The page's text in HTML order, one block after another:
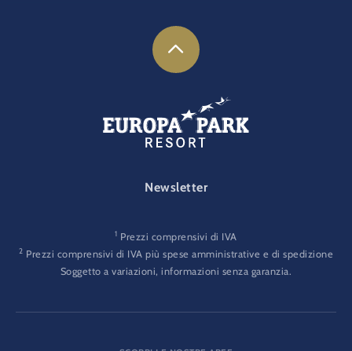
FOOTER-GATEWAY
Newsletter
1 Prezzi comprensivi di IVA
2 Prezzi comprensivi di IVA più spese amministrative e di spedizione
Soggetto a variazioni, informazioni senza garanzia.